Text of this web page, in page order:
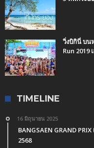
วิ่งบิกินี่ บน
Run 2019
TIMELINE
16 มิถุนายน 2025
BANGSAEN GRAND
2568